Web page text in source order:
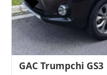
GAC Trumpchi GS3